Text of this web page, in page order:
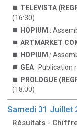
TELEVISTA
(16:30)
HOPIUM :
ARTMARKET
HOPIUM :
GEA : Publication
PROLOGUE
(18:00)
Samedi 01 Juillet
Résultats -